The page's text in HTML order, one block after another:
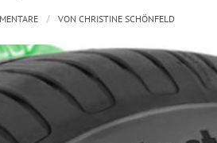
/ VON CHRISTINE SCHÖNFELD